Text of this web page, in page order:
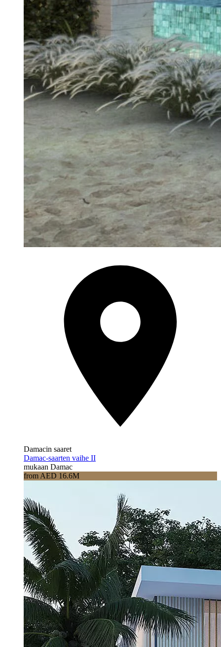
Damacin saaret
Damac-saarten vaihe II
mukaan Damac
from AED 16.6M